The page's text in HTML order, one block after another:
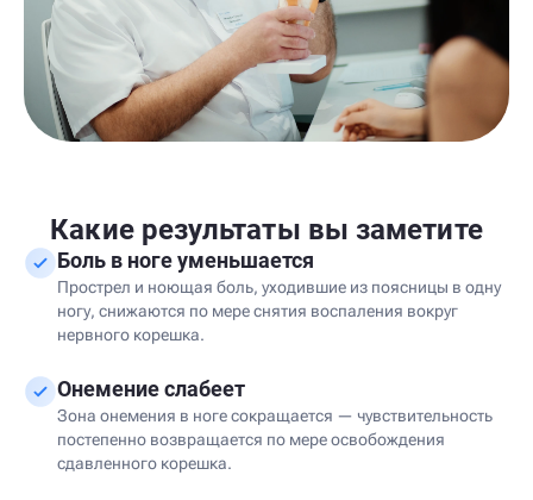
Какие результаты вы заметите
Боль в ноге уменьшается
Прострел и ноющая боль, уходившие из поясницы в одну
ногу, снижаются по мере снятия воспаления вокруг
нервного корешка.
Онемение слабеет
Зона онемения в ноге сокращается — чувствительность
постепенно возвращается по мере освобождения
сдавленного корешка.